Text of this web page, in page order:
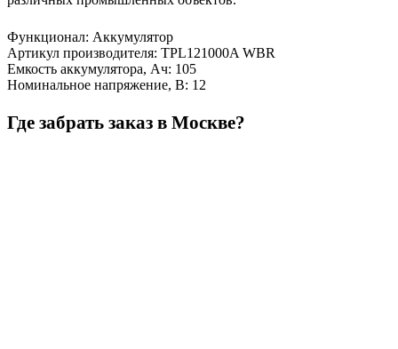
Функционал: Аккумулятор
Артикул производителя: TPL121000A WBR
Емкость аккумулятора, Ач: 105
Номинальное напряжение, В: 12
Где забрать заказ в Москве?